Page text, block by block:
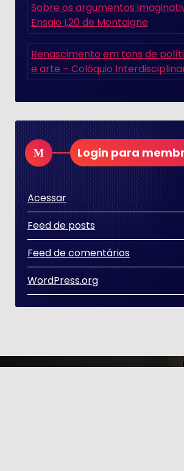
Sobre os argumentos
Ensaio I,20 de Montaigne
Renascimento em tons de
e arte – Colóquio
Login para
Acessar
Feed de posts
Feed de comentários
WordPress.org